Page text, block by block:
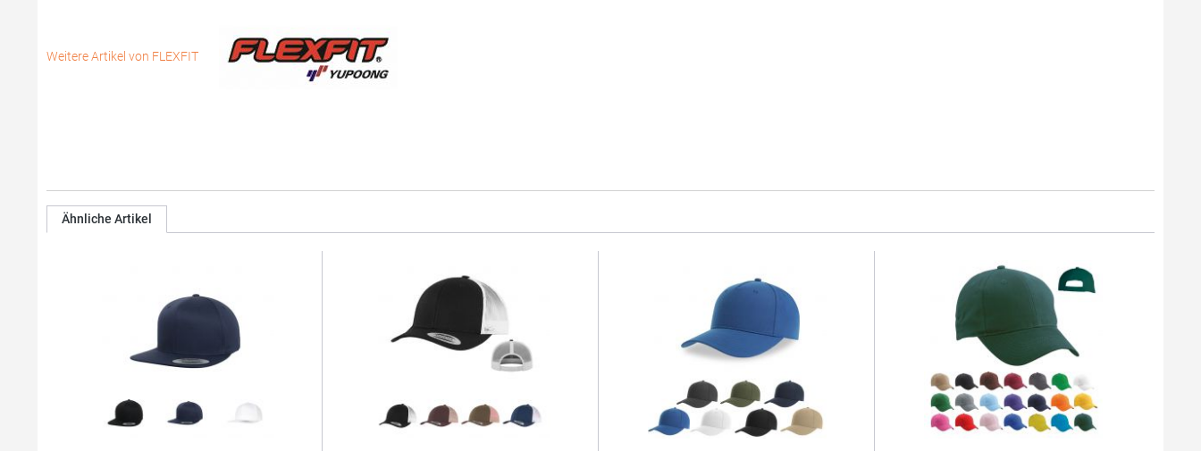
Weitere Artikel von FLEXFIT
Ähnliche Artikel